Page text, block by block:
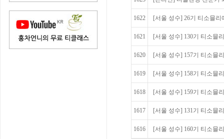
1622 [서울 성수] 26기 티소믈
1621 [서울 성수] 130기 티소믈
1620 [서울 성수] 157기 티소믈
1619 [서울 성수] 158기 티소믈
1618 [서울 성수] 159기 티소믈
1617 [서울 성수] 131기 티소믈
1616 [서울 성수] 160기 티소믈